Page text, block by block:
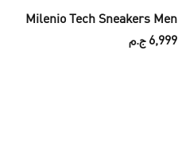
Milenio Tech Sneakers Men
6,999 ج.م